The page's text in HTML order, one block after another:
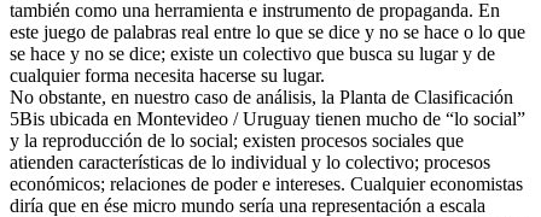
también como una herramienta e instrumento de propaganda. En
este juego de palabras real entre lo que se dice y no se hace o lo que
se hace y no se dice; existe un colectivo que busca su lugar y de
cualquier forma necesita hacerse su lugar.
No obstante, en nuestro caso de análisis, la Planta de Clasificación
5Bis ubicada en Montevideo / Uruguay tienen mucho de “lo social”
y la reproducción de lo social; existen procesos sociales que
atienden características de lo individual y lo colectivo; procesos
económicos; relaciones de poder e intereses. Cualquier economistas
diría que en ése micro mundo sería una representación a escala